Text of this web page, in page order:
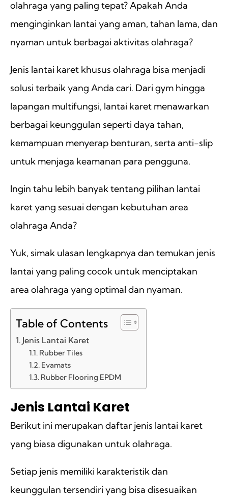
olahraga yang paling tepat? Apakah Anda
menginginkan lantai yang aman, tahan lama, dan
nyaman untuk berbagai aktivitas olahraga?
Jenis lantai karet khusus olahraga bisa menjadi
solusi terbaik yang Anda cari. Dari gym hingga
lapangan multifungsi, lantai karet menawarkan
berbagai keunggulan seperti daya tahan,
kemampuan menyerap benturan, serta anti-slip
untuk menjaga keamanan para pengguna.
Ingin tahu lebih banyak tentang pilihan lantai
karet yang sesuai dengan kebutuhan area
olahraga Anda?
Yuk, simak ulasan lengkapnya dan temukan jenis
lantai yang paling cocok untuk menciptakan
area olahraga yang optimal dan nyaman.
Table of Contents
Jenis Lantai Karet
Rubber Tiles
Evamats
Rubber Flooring EPDM
Jenis Lantai Karet
Berikut ini merupakan daftar jenis lantai karet
yang biasa digunakan untuk olahraga.
Setiap jenis memiliki karakteristik dan
keunggulan tersendiri yang bisa disesuaikan